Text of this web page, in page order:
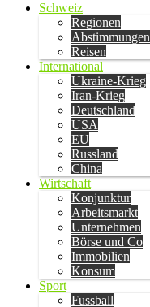
Schweiz
Regionen
Abstimmungen
Reisen
International
Ukraine-Krieg
Iran-Krieg
Deutschland
USA
EU
Russland
China
Wirtschaft
Konjunktur
Arbeitsmarkt
Unternehmen
Börse und Co
Immobilien
Konsum
Sport
Fussball